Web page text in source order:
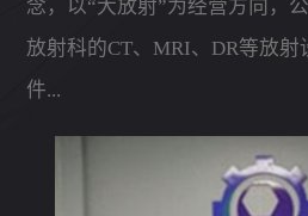
念，以“大放射”为经营方向，
放射科的CT、MRI、DR等放
件...